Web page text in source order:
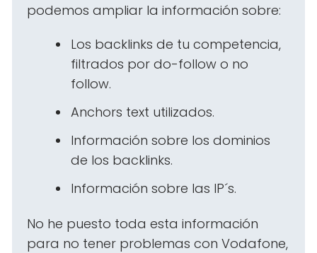
podemos ampliar la información sobre:
Los backlinks de tu competencia,
filtrados por do-follow o no
follow.
Anchors text utilizados.
Información sobre los dominios
de los backlinks.
Información sobre las IP´s.
No he puesto toda esta información
para no tener problemas con Vodafone,